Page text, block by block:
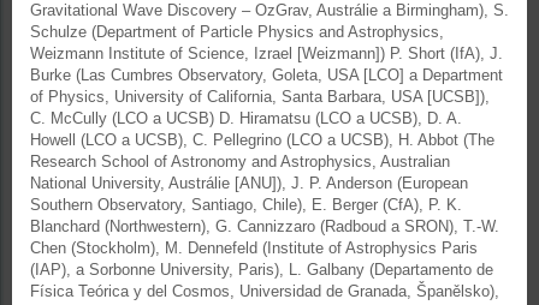
Gravitational Wave Discovery – OzGrav, Austrálie a Birmingham), S.
Schulze (Department of Particle Physics and Astrophysics,
Weizmann Institute of Science, Izrael [Weizmann]) P. Short (IfA), J.
Burke (Las Cumbres Observatory, Goleta, USA [LCO] a Department
of Physics, University of California, Santa Barbara, USA [UCSB]),
C. McCully (LCO a UCSB) D. Hiramatsu (LCO a UCSB), D. A.
Howell (LCO a UCSB), C. Pellegrino (LCO a UCSB), H. Abbot (The
Research School of Astronomy and Astrophysics, Australian
National University, Austrálie [ANU]), J. P. Anderson (European
Southern Observatory, Santiago, Chile), E. Berger (CfA), P. K.
Blanchard (Northwestern), G. Cannizzaro (Radboud a SRON), T.-W.
Chen (Stockholm), M. Dennefeld (Institute of Astrophysics Paris
(IAP), a Sorbonne University, Paris), L. Galbany (Departamento de
Física Teórica y del Cosmos, Universidad de Granada, Španělsko),